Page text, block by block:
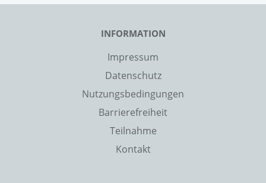
INFORMATION
Impressum
Datenschutz
Nutzungsbedingungen
Barrierefreiheit
Teilnahme
Kontakt